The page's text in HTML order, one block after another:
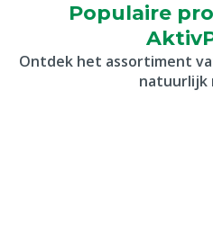
Populaire
Ontdek het assortiment
natuurlijk